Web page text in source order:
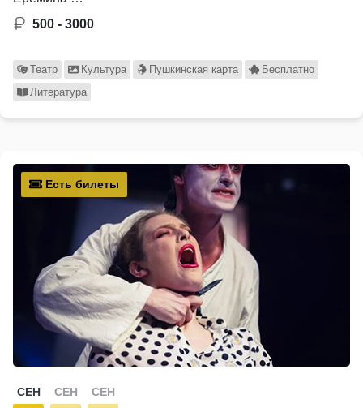
500 - 3000
Театр Культура Пушкинская карта
Бесплатно
Литература
Есть билеты
СЕН СЕН СЕН